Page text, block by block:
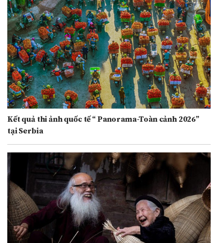
Kết quả thi ảnh quốc tế “ Panorama-Toàn cảnh 2026”
tại Serbia